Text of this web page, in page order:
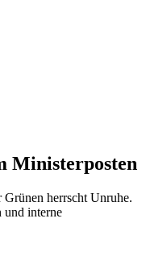
Ministerposten
herrscht Unruhe.
und interne